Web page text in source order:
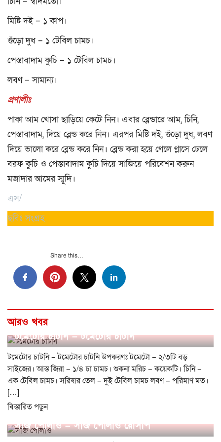
মিষ্টি দই – ১ কাপ।
গুঁড়ো দুধ – ১ টেবিল চামচ।
পেস্তাবাদাম কুচি – ১ টেবিল চামচ।
লবণ – সামান্য।
প্রণালীঃ
পাকা আম খোসা ছাড়িয়ে কেটে নিন। এবার ব্লেন্ডারে আম, চিনি,
পেস্তাবাদাম, দিয়ে ব্লেন্ড করে নিন। এরপর মিষ্টি দই, গুঁড়ো দুধ, লবণ
দিয়ে ভালো করে ব্লেন্ড করে নিন। ব্লেন্ড করা হয়ে গেলে গ্লাসে ঢেলে
বরফ কুচি ও পেস্তাবাদাম কুচি দিয়ে সাজিয়ে পরিবেশন করুন
মজাদার আমের স্মুদি।
এস/
ছবিঃ সংগ্রহ
Share this…
আরও খবর
টমেটোর চাটনি – টমেটোর চাটনি
টমেটোর চাটনি – টমেটোর চাটনি উপকরণঃ টমেটো – ২/৩টি বড়
সাইজের। আস্ত জিরা – ১/৪ চা চামচ। শুকনা মরিচ – কয়েকটি। চিনি –
এক টেবিল চামচ। সরিষার তেল – দুই টেবিল চামচ লবণ – পরিমাণ মত।
[…]
বিস্তারিত পড়ুন
সব্জি পোলাও – সব্জি পোলাও রেসিপি